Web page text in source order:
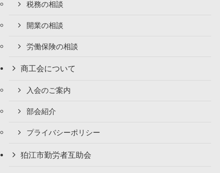
税務の相談
開業の相談
労働保険の相談
商工会について
入会のご案内
部会紹介
プライバシーポリシー
狛江市勤労者互助会